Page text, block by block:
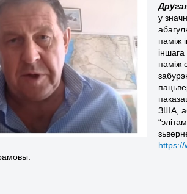
у
паміж
паміж
ЗША,
https://